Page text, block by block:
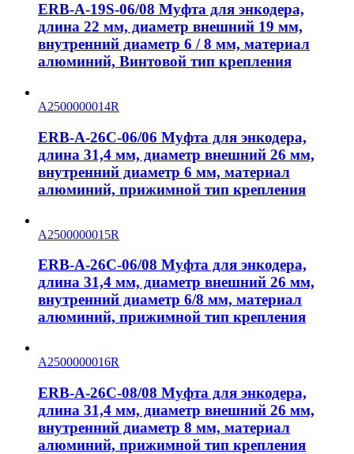
ERB-A-19S-06/08 Муфта для энкодера,
длина 22 мм, диаметр внешний 19 мм,
внутренний диаметр 6 / 8 мм, материал
алюминий, Винтовой тип крепления
A2500000014R
ERB-A-26C-06/06 Муфта для энкодера,
длина 31,4 мм, диаметр внешний 26 мм,
внутренний диаметр 6 мм, материал
алюминий, прижимной тип крепления
A2500000015R
ERB-A-26C-06/08 Муфта для энкодера,
длина 31,4 мм, диаметр внешний 26 мм,
внутренний диаметр 6/8 мм, материал
алюминий, прижимной тип крепления
A2500000016R
ERB-A-26C-08/08 Муфта для энкодера,
длина 31,4 мм, диаметр внешний 26 мм,
внутренний диаметр 8 мм, материал
алюминий, прижимной тип крепления